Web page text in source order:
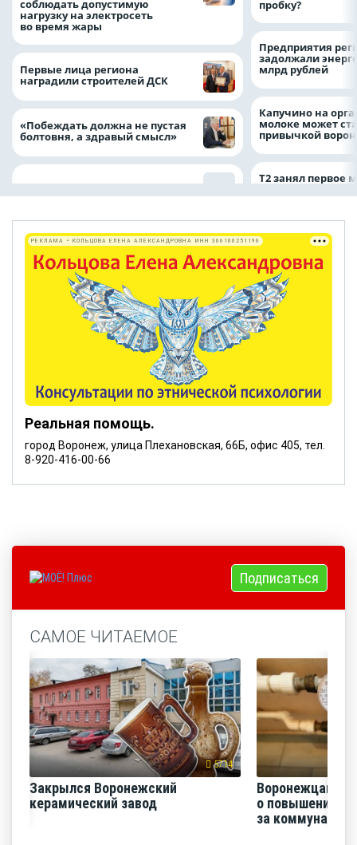
соблюдать допустимую
нагрузку на электросеть
во время жары
Первые лица региона
наградили строителей ДСК
«Побеждать должна не пустая
болтовня, а здравый смысл»
пробку?
Предприятия
задолжали
млрд рублей
Капучино на
молоке может
привычкой
Т2 занял первое
Реальная помощь.
город Воронеж, улица Плехановская, 66Б, офис 405, тел.
8-920-416-00-66
РЕКЛАМА • КОЛЬЦОВА ЕЛЕНА АЛЕКСАНДРОВНА ИНН 366100251196
Подписаться
САМОЕ ЧИТАЕМОЕ
5714
Закрылся Воронежский
керамический завод
Воронежцам
о повышении
за